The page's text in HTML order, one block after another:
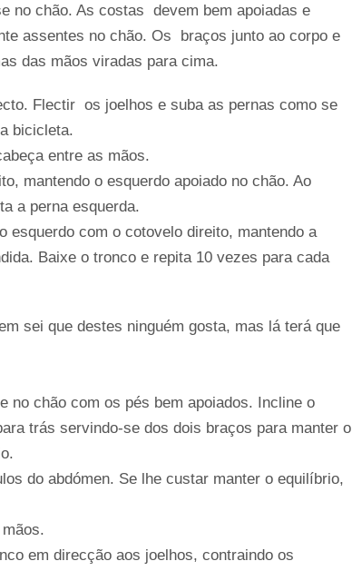
no chão. As costas devem bem apoiadas e
assentes no chão. Os braços junto ao corpo e
das mãos viradas para cima.
Flectir os joelhos e suba as pernas como se
bicicleta.
entre as mãos.
mantendo o esquerdo apoiado no chão. Ao
a perna esquerda.
esquerdo com o cotovelo direito, mantendo a
Baixe o tronco e repita 10 vezes para cada
sei que destes ninguém gosta, mas lá terá que
no chão com os pés bem apoiados. Incline o
trás servindo-se dos dois braços para manter o
do abdómen. Se lhe custar manter o equilíbrio,
em direcção aos joelhos, contraindo os